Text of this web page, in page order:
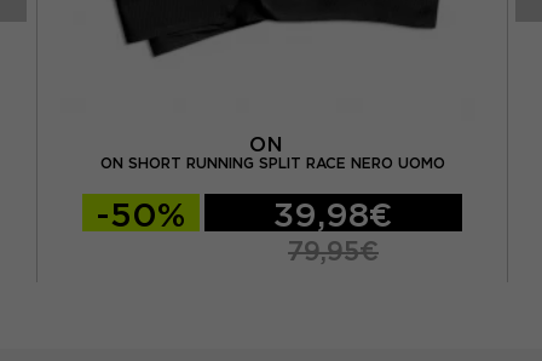
ON
ON SHORT RUNNING SPLIT RACE NERO UOMO
-50% 39,98€
79,95€